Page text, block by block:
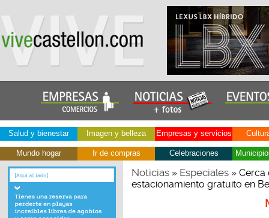
Salud y bienestar Imagen y belleza Empresas y servicios
Mundo hogar Ir de compras Celebraciones
Noticias» Especiales» Cerca
estacionamiento gratuito en